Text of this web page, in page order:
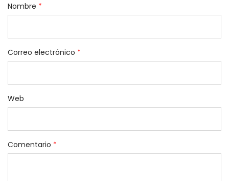
Nombre *
Correo electrónico *
Web
Comentario *